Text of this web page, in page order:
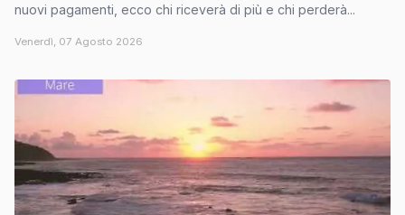
nuovi pagamenti, ecco chi riceverà di più e chi perderà...
Venerdì, 07 Agosto 2026